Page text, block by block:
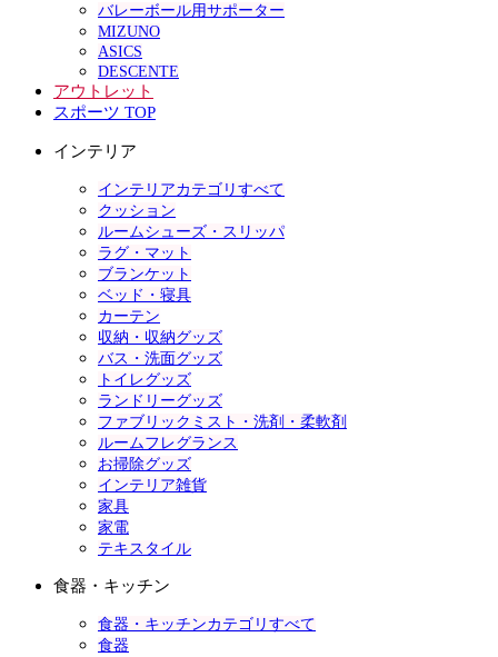
バレーボール用サポーター
MIZUNO
ASICS
DESCENTE
アウトレット
スポーツ TOP
インテリア
インテリアカテゴリすべて
クッション
ルームシューズ・スリッパ
ラグ・マット
ブランケット
ベッド・寝具
カーテン
収納・収納グッズ
バス・洗面グッズ
トイレグッズ
ランドリーグッズ
ファブリックミスト・洗剤・柔軟剤
ルームフレグランス
お掃除グッズ
インテリア雑貨
家具
家電
テキスタイル
食器・キッチン
食器・キッチンカテゴリすべて
食器